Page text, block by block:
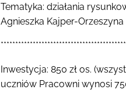
Tematyka: działania
Agnieszka Kajper-Orzeszyna
Inwestycja: 850 zł os.
uczniów Pracowni wynosi